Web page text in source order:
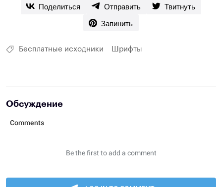
Поделиться Отправить
Твитнуть
Запинить
Бесплатные исходники Шрифты
Обсуждение